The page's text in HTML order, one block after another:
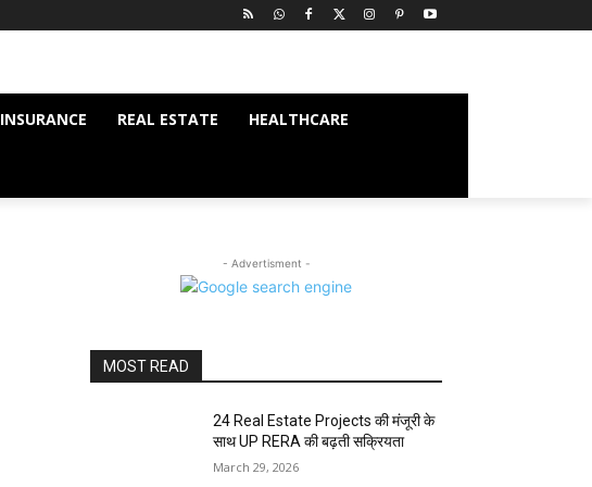
INSURANCE REAL ESTATE HEALTHCARE
- Advertisment -
MOST READ
24 Real Estate Projects की मंजूरी के
साथ UP RERA की बढ़ती सक्रियता
March 29, 2026